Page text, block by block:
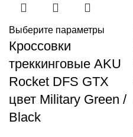
Выберите параметры
Кроссовки
треккинговые AKU
Rocket DFS GTX
цвет Military Green /
Black